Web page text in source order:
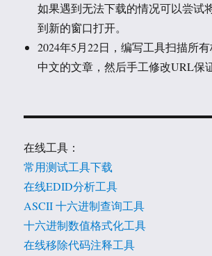
如果遇到无法下载的情况可以尝试
到新的窗口打开。
2024年5月22日，编写工具扫描所
中文的文章，然后手工修改URL保
在线工具：
常用测试工具下载
在线EDID分析工具
ASCII 十六进制查询工具
十六进制数值格式化工具
在线移除代码注释工具